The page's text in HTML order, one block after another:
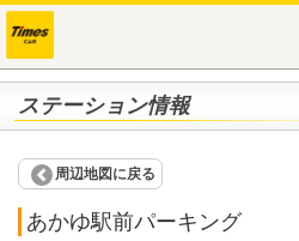
ステーション情報
周辺地図に戻る
あかゆ駅前パーキング